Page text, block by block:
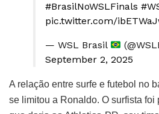
#BrasilNoWSLFinals
pic.twitter.com/
— WSL Brasil
September 2, 2025
A relação entre surfe e futebol no
se limitou a Ronaldo. O surfista foi